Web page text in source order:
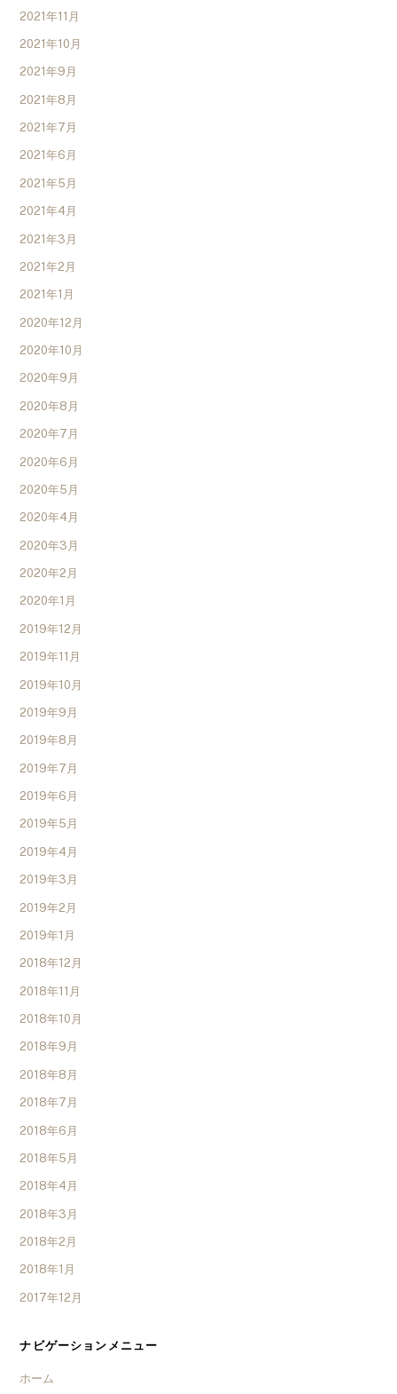
2021年11月
2021年10月
2021年9月
2021年8月
2021年7月
2021年6月
2021年5月
2021年4月
2021年3月
2021年2月
2021年1月
2020年12月
2020年10月
2020年9月
2020年8月
2020年7月
2020年6月
2020年5月
2020年4月
2020年3月
2020年2月
2020年1月
2019年12月
2019年11月
2019年10月
2019年9月
2019年8月
2019年7月
2019年6月
2019年5月
2019年4月
2019年3月
2019年2月
2019年1月
2018年12月
2018年11月
2018年10月
2018年9月
2018年8月
2018年7月
2018年6月
2018年5月
2018年4月
2018年3月
2018年2月
2018年1月
2017年12月
ナビゲーションメニュー
ホーム